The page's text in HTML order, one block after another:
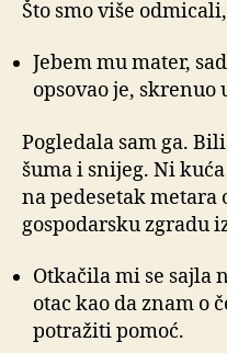
Što smo više
Jebem mu mater,
opsovao je, skrenuo
Pogledala sam ga.
šuma i snijeg. Ni
na pedesetak metara
gospodarsku zgradu
Otkačila mi se sajla
otac kao da znam o
potražiti pomoć.